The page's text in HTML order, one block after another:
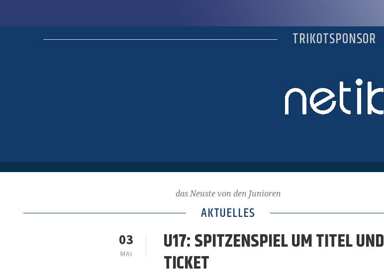
TRIKOTSPONSOR
das Neuste von den Junioren
AKTUELLES
03
MAI U17: SPITZENSPIEL UM TITEL UND
TICKET